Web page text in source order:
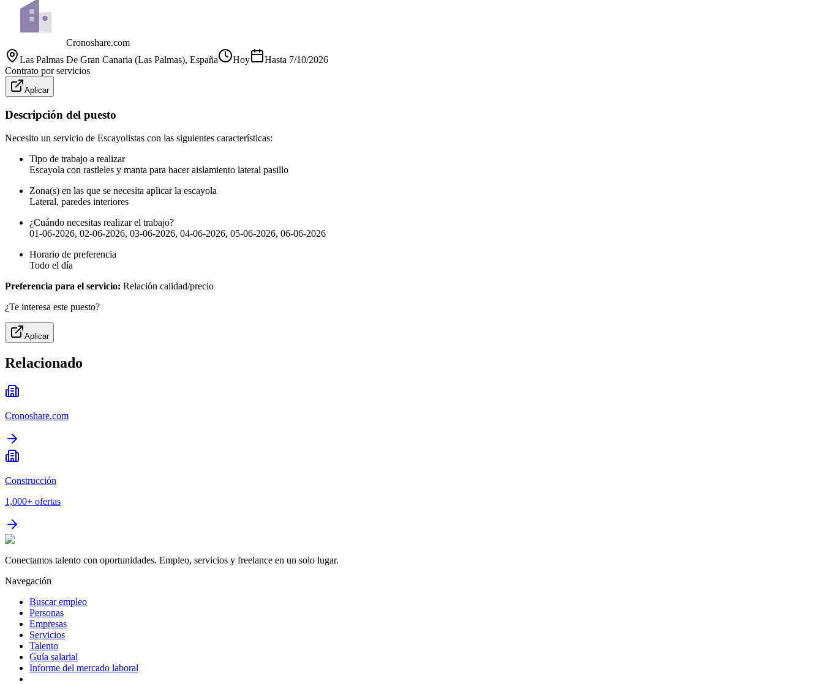
Cronoshare.com
Las Palmas De Gran Canaria (Las Palmas), España Hoy Hasta 7/10/2026
Contrato por servicios
Aplicar
Descripción del puesto
Necesito un servicio de Escayolistas con las siguientes características:
Tipo de trabajo a realizar
Escayola con rastleles y manta para hacer aislamiento lateral pasillo
Zona(s) en las que se necesita aplicar la escayola
Lateral, paredes interiores
¿Cuándo necesitas realizar el trabajo?
01-06-2026, 02-06-2026, 03-06-2026, 04-06-2026, 05-06-2026, 06-06-2026
Horario de preferencia
Todo el día
Preferencia para el servicio: Relación calidad/precio
¿Te interesa este puesto?
Aplicar
Relacionado
Cronoshare.com
Construcción
1,000+ ofertas
Conectamos talento con oportunidades. Empleo, servicios y freelance en un solo lugar.
Navegación
Buscar empleo
Personas
Empresas
Servicios
Talento
Guía salarial
Informe del mercado laboral